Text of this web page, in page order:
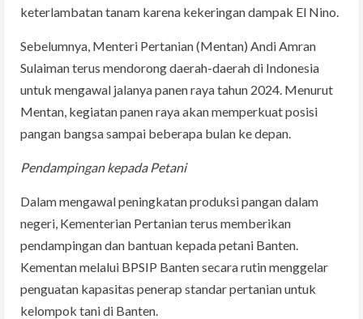
keterlambatan tanam karena kekeringan dampak El Nino.
Sebelumnya, Menteri Pertanian (Mentan) Andi Amran
Sulaiman terus mendorong daerah-daerah di Indonesia
untuk mengawal jalanya panen raya tahun 2024. Menurut
Mentan, kegiatan panen raya akan memperkuat posisi
pangan bangsa sampai beberapa bulan ke depan.
Pendampingan kepada Petani
Dalam mengawal peningkatan produksi pangan dalam
negeri, Kementerian Pertanian terus memberikan
pendampingan dan bantuan kepada petani Banten.
Kementan melalui BPSIP Banten secara rutin menggelar
penguatan kapasitas penerap standar pertanian untuk
kelompok tani di Banten.